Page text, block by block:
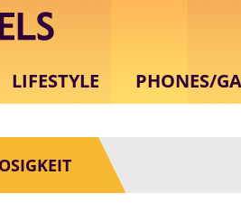
LIFESTYLE PHONES/